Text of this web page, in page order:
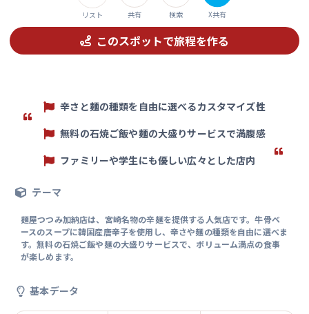
リスト 共有 検索 X共有
このスポットで旅程を作る
辛さと麺の種類を自由に選べるカスタマイズ性
無料の石焼ご飯や麺の大盛りサービスで満腹感
ファミリーや学生にも優しい広々とした店内
テーマ
麺屋つつみ加納店は、宮崎名物の辛麺を提供する人気店です。牛骨ベ
ースのスープに韓国産唐辛子を使用し、辛さや麺の種類を自由に選べま
す。無料の石焼ご飯や麺の大盛りサービスで、ボリューム満点の食事
が楽しめます。
基本データ